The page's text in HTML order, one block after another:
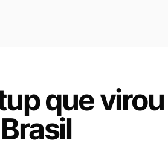
que virou